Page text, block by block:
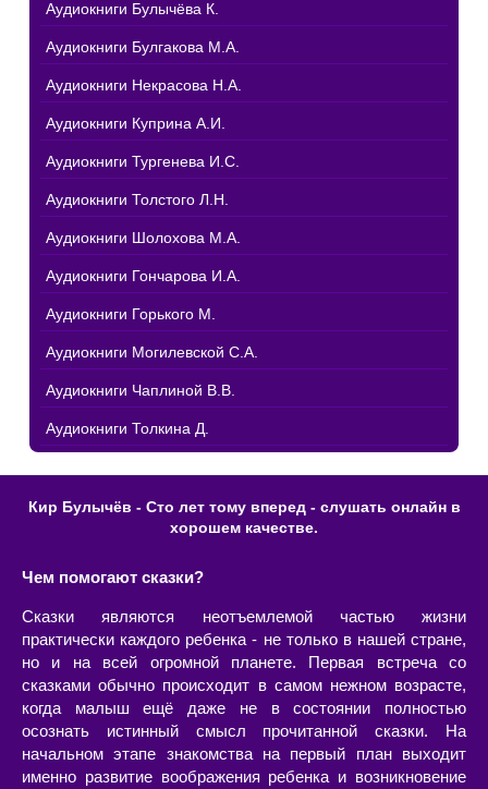
Аудиокниги Булычёва К.
Аудиокниги Булгакова М.А.
Аудиокниги Некрасова Н.А.
Аудиокниги Куприна А.И.
Аудиокниги Тургенева И.С.
Аудиокниги Толстого Л.Н.
Аудиокниги Шолохова М.А.
Аудиокниги Гончарова И.А.
Аудиокниги Горького М.
Аудиокниги Могилевской С.А.
Аудиокниги Чаплиной В.В.
Аудиокниги Толкина Д.
Кир Булычёв - Сто лет тому вперед - слушать онлайн в
хорошем качестве.
Чем помогают сказки?
Сказки являются неотъемлемой частью жизни
практически каждого ребенка - не только в нашей стране,
но и на всей огромной планете. Первая встреча со
сказками обычно происходит в самом нежном возрасте,
когда малыш ещё даже не в состоянии полностью
осознать истинный смысл прочитанной сказки. На
начальном этапе знакомства на первый план выходит
именно развитие воображения ребенка и возникновение